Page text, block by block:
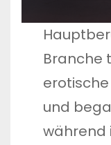
Branche
und
während